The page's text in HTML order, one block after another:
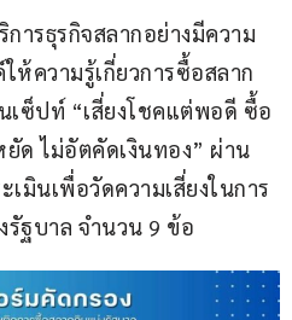
ารธุรกิจสลากอย่างมีความ
ห้ความรู้เกี่ยวการซื้อสลาก
เซ็ปท์ “เสี่ยงโชคแต่พอดี ซื้อ
ด ไม่อัตคัดเงินทอง” ผ่าน
มินเพื่อวัดความเสี่ยงในการ
ฐบาล จำนวน 9 ข้อ